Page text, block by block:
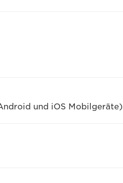
und iOS Mobilgeräte)